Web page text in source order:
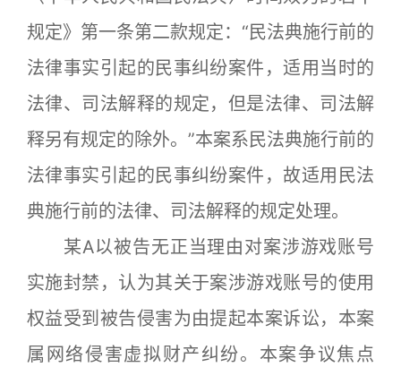
规定》第一条第二款规定：“民法典施行前的
法律事实引起的民事纠纷案件，适用当时的
法律、司法解释的规定，但是法律、司法解
释另有规定的除外。”本案系民法典施行前的
法律事实引起的民事纠纷案件，故适用民法
典施行前的法律、司法解释的规定处理。
某A以被告无正当理由对案涉游戏账号
实施封禁，认为其关于案涉游戏账号的使用
权益受到被告侵害为由提起本案诉讼，本案
属网络侵害虚拟财产纠纷。本案争议焦点